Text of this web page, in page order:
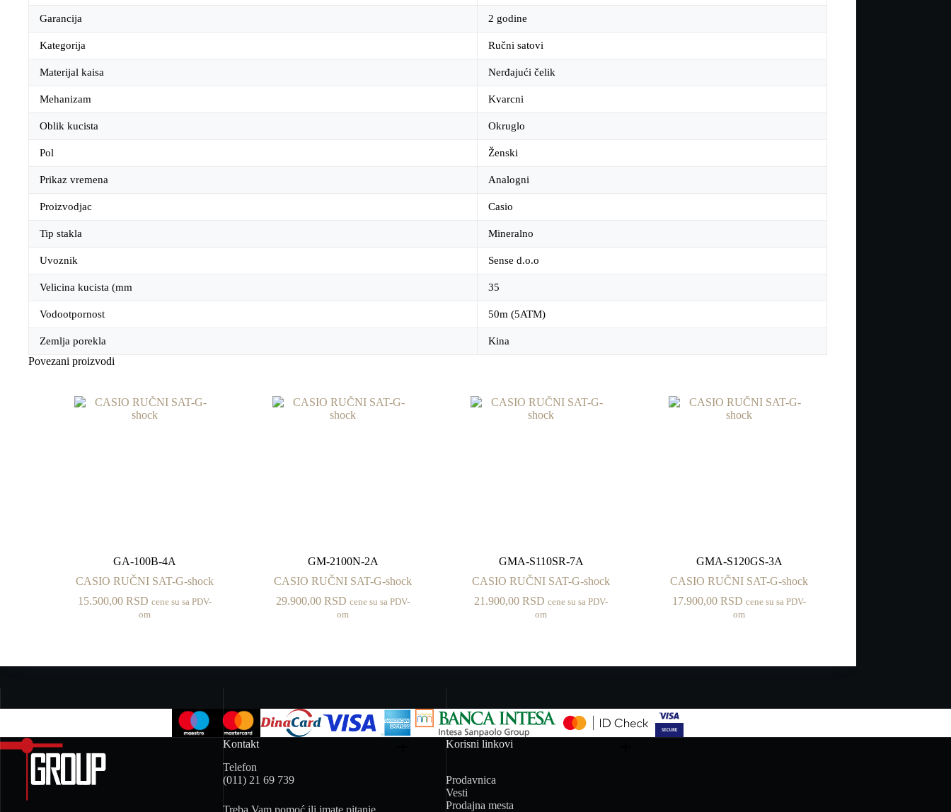
Garancija 2 godine
Kategorija Ručni satovi
Materijal kaisa Nerđajući čelik
Mehanizam Kvarcni
Oblik kucista Okruglo
Pol Ženski
Prikaz vremena Analogni
Proizvodjac Casio
Tip stakla Mineralno
Uvoznik Sense d.o.o
Velicina kucista (mm 35
Vodootpornost 50m (5ATM)
Zemlja porekla Kina
Povezani proizvodi
GA-100B-4A
CASIO RUČNI SAT-G-shock
15.500,00RSD cene su sa PDV-
om
GM-2100N-2A
CASIO RUČNI SAT-G-shock
29.900,00RSD cene su sa PDV-
om
GMA-S110SR-7A
CASIO RUČNI SAT-G-shock
21.900,00RSD cene su sa PDV-
om
GMA-S120GS-3A
CASIO RUČNI SAT-G-shock
17.900,00RSD cene su sa PDV-
om
Kontakt
Telefon
(011) 21 69 739
Treba Vam pomoć ili imate pitanje.
Korisni linkovi
Prodavnica
Vesti
Prodajna mesta